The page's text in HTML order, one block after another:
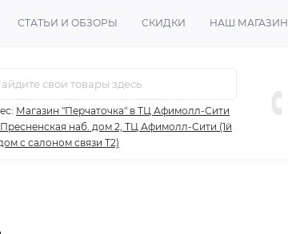
СТАТЬИ И ОБЗОРЫ СКИДКИ НАШ МАГАЗИН
Магазин "Перчаточка" в ТЦ Афимолл-Сити
наб. дом 2, ТЦ Афимолл-Сити (1й
с салоном связи Т2)